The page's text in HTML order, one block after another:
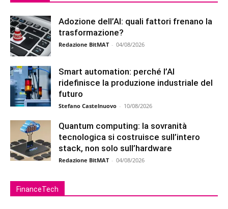
Adozione dell’AI: quali fattori frenano la
trasformazione?
Redazione BitMAT - 04/08/2026
Smart automation: perché l’AI
ridefinisce la produzione industriale del
futuro
Stefano Castelnuovo - 10/08/2026
Quantum computing: la sovranità
tecnologica si costruisce sull’intero
stack, non solo sull’hardware
Redazione BitMAT - 04/08/2026
FinanceTech